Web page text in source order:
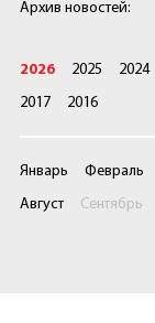
Архив новостей:
2026 2025 2024
2017
2016
Январь Февраль
Август
Сентябрь